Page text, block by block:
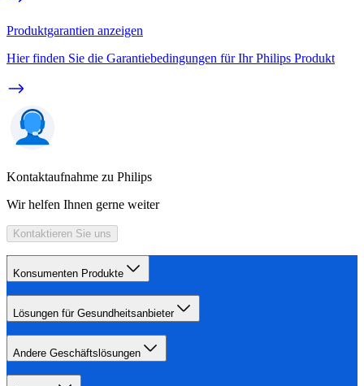
Produktgarantien anzeigen
Hier finden Sie die Garantiebedingungen für Ihr Philips Produkt
Kontaktaufnahme zu Philips
Wir helfen Ihnen gerne weiter
Kontaktieren Sie uns
Konsumenten Produkte
Lösungen für Gesundheitsanbieter
Andere Geschäftslösungen